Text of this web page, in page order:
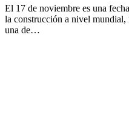
El 17 de noviembre es una
la construcción a nivel mundial,
una de…